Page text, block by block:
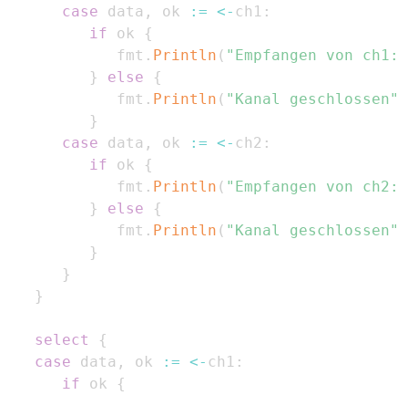
case data , ok := <- ch1 :
if ok
{
            fmt
. Println ( "Empfangen von ch1:"
}
else
{
            fmt
. Println ( "Kanal geschlossen"
}
case data , ok := <- ch2 :
if ok
{
            fmt
. Println ( "Empfangen von ch2:"
}
else
{
            fmt
. Println ( "Kanal geschlossen"
}
}
}
select
{
case data , ok := <- ch1 :
if ok
{